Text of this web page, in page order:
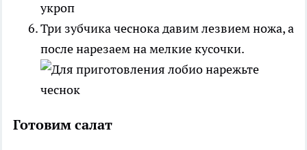
Три зубчика чеснока давим лезвием ножа, а
после нарезаем на мелкие кусочки.
Готовим салат